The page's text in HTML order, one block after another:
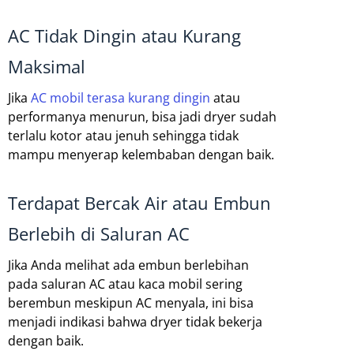
AC Tidak Dingin atau Kurang
Maksimal
Jika AC mobil terasa kurang dingin atau
performanya menurun, bisa jadi dryer sudah
terlalu kotor atau jenuh sehingga tidak
mampu menyerap kelembaban dengan baik.
Terdapat Bercak Air atau Embun
Berlebih di Saluran AC
Jika Anda melihat ada embun berlebihan
pada saluran AC atau kaca mobil sering
berembun meskipun AC menyala, ini bisa
menjadi indikasi bahwa dryer tidak bekerja
dengan baik.